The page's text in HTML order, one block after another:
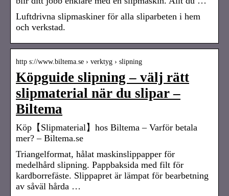
Luftdrivna slipmaskiner för alla sliparbeten i hem
och verkstad.
http s://www.biltema.se › verktyg › slipning
Köpguide slipning – välj rätt
slipmaterial när du slipar –
Biltema
Köp【Slipmaterial】hos Biltema – Varför betala
mer? – Biltema.se
Triangelformat, hålat maskinslippapper för
medelhård slipning. Pappbaksida med filt för
kardborrefäste. Slippapret är lämpat för bearbetning
av såväl hårda …